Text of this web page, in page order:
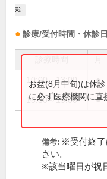
科
診療/受付時間・休診日
10:00～13:00 ●
15:30～19:00 ●
お盆(8月中旬)は休
に必ず医療機関に直
備考: ※受付終了
さい。
※該当曜日が祝